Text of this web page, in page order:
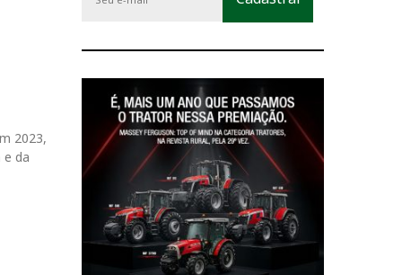
2023,
da